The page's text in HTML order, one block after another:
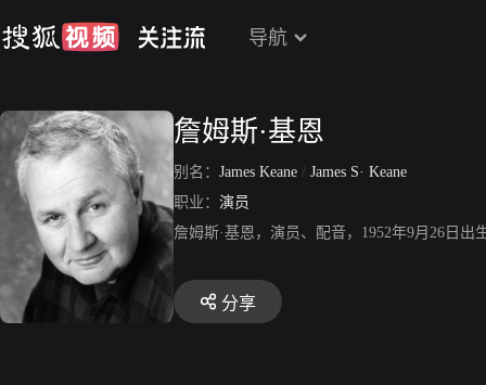
导航
詹姆斯·基恩
别名： James Keane / James S· Keane
职业： 演员
詹姆斯·基恩，演员、配音，1952年9月26日
分享